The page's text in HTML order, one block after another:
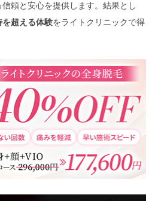
頼と安心を提供します。結果とし
を超える体験をライトクリニックで得